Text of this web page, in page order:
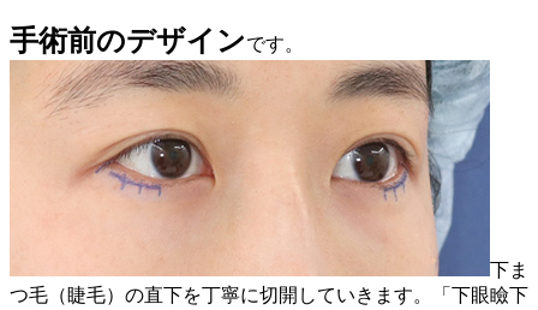
手術前のデザインです。
下ま
つ毛（睫毛）の直下を丁寧に切開していきます。「下眼瞼下